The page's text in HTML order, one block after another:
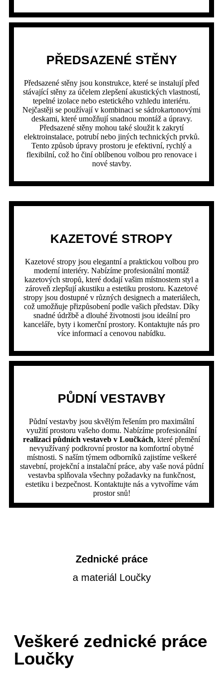
PŘEDSAZENÉ STĚNY
Předsazené stěny jsou konstrukce, které se instalují před
stávající stěny za účelem zlepšení akustických vlastností,
tepelné izolace nebo estetického vzhledu interiéru.
Nejčastěji se používají v kombinaci se sádrokartonovými
deskami, které umožňují snadnou montáž a úpravy.
Předsazené stěny mohou také sloužit k zakrytí
elektroinstalace, potrubí nebo jiných technických prvků.
Tento způsob úpravy prostoru je efektivní, rychlý a
flexibilní, což ho činí oblíbenou volbou pro renovace i
nové stavby.
KAZETOVÉ STROPY
Kazetové stropy jsou elegantní a praktickou volbou pro
moderní interiéry. Nabízíme profesionální montáž
kazetových stropů, které dodají vašim místnostem styl a
zároveň zlepšují akustiku a estetiku prostoru. Kazetové
stropy jsou dostupné v různých designech a materiálech,
což umožňuje přizpůsobení podle vašich představ. Díky
snadné údržbě a dlouhé životnosti jsou ideální pro
kanceláře, byty i komerční prostory. Kontaktujte nás pro
více informací a cenovou nabídku.
PŮDNÍ VESTAVBY
Půdní vestavby jsou skvělým řešením pro maximální
využití prostoru vašeho domu. Nabízíme profesionální
realizaci půdních vestaveb v Loučkách, které přemění
nevyužívaný podkrovní prostor na komfortní obytné
místnosti. S naším týmem odborníků zajistíme veškeré
stavební, projekční a instalační práce, aby vaše nová půdní
vestavba splňovala všechny požadavky na funkčnost,
estetiku i bezpečnost. Kontaktujte nás a vytvoříme vám
prostor snů!
Zednické práce
a materiál Loučky
Veškeré zednické práce
Loučky